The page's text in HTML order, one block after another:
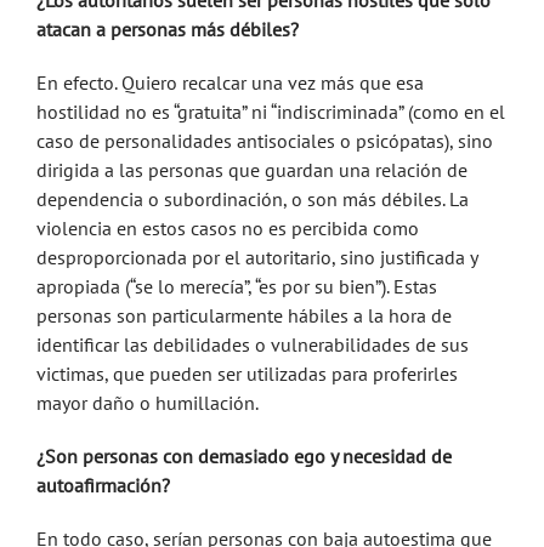
atacan a personas más débiles?
En efecto. Quiero recalcar una vez más que esa
hostilidad no es “gratuita” ni “indiscriminada” (como en el
caso de personalidades antisociales o psicópatas), sino
dirigida a las personas que guardan una relación de
dependencia o subordinación, o son más débiles. La
violencia en estos casos no es percibida como
desproporcionada por el autoritario, sino justificada y
apropiada (“se lo merecía”, “es por su bien”). Estas
personas son particularmente hábiles a la hora de
identificar las debilidades o vulnerabilidades de sus
victimas, que pueden ser utilizadas para proferirles
mayor daño o humillación.
¿Son personas con demasiado ego y necesidad de
autoafirmación?
En todo caso, serían personas con baja autoestima que